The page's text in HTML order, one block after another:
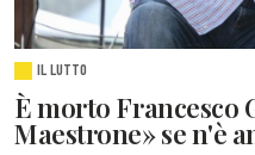
IL LUTTO
È morto Francesco
Maestrone» se n'è